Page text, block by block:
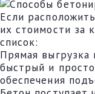
Если
их стоимости за
список:
Прямая выгрузка
быстрый и
обеспечения